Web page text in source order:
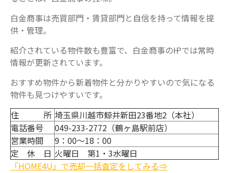
白金商事は売買部門・賃貸部門と自信を持って情報を提
供・管理。
紹介されている物件数も豊富で、白金商事の㏋では常時
情報が更新されています。
おすすめ物件から新着物件と分かりやすいので気になる
物件も見つけやすいです。
住 所 埼玉県川越市鯨井新田23番地2（本社）
電話番号
049-233-2772（鶴ヶ島駅前店）
営業時間
9：00～18：00
定 休 日 火曜日 第1・3水曜日
「HOME4U」で売却一括査定をしてみる⇒